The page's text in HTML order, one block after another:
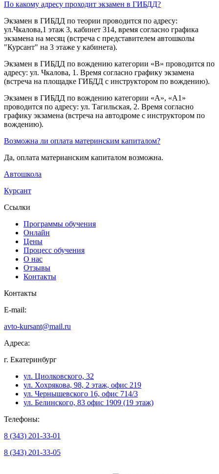
По какому адресу проходит экзамен в ГИБДД?
Экзамен в ГИБДД по теории проводится по адресу:
ул.Чкалова,1 этаж 3, кабинет 314, время согласно графика
экзамена на месяц (встреча с представителем автошколы
"Курсант" на 3 этаже у кабинета).
Экзамен в ГИБДД по вождению категории «B» проводится по
адресу: ул. Чкалова, 1. Время согласно графику экзамена
(встреча на площадке ГИБДД с инструктором по вождению).
Экзамен в ГИБДД по вождению категории «A», «A1»
проводится по адресу: ул. Тагильская, 2. Время согласно
графику экзамена (встреча на автодроме с инструктором по
вождению).
Возможна ли оплата материнским капиталом?
Да, оплата материанским капиталом возможна.
Автошкола
Курсант
Ссылки
Программы обучения
Онлайн
Цены
Процесс обучения
О нас
Отзывы
Контакты
Контакты
E-mail:
avto-kursant@mail.ru
Адреса:
г. Екатеринбург
ул. Циолковского, 32
ул. Хохрякова, 98, 2 этаж, офис 219
ул. Чернышевского 16, офис 714/3
ул. Белинского, 83 офис 1909 (19 этаж)
Телефоны:
8 (343) 201-33-01
8 (343) 201-33-05